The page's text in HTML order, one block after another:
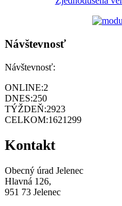
Návštevnosť
Návštevnosť:
ONLINE:2
DNES:250
TÝŽDEŇ:2923
CELKOM:1621299
Kontakt
Obecný úrad Jelenec
Hlavná 126,
951 73 Jelenec